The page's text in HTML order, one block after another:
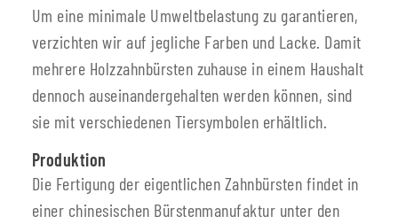
Um eine minimale Umweltbelastung zu garantieren,
verzichten wir auf jegliche Farben und Lacke. Damit
mehrere Holzzahnbürsten zuhause in einem Haushalt
dennoch auseinandergehalten werden können, sind
sie mit verschiedenen Tiersymbolen erhältlich.
Produktion
Die Fertigung der eigentlichen Zahnbürsten findet in
einer chinesischen Bürstenmanufaktur unter den